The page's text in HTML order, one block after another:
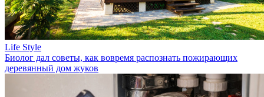
Life Style
Биолог дал советы, как вовремя распознать пожирающих
деревянный дом жуков